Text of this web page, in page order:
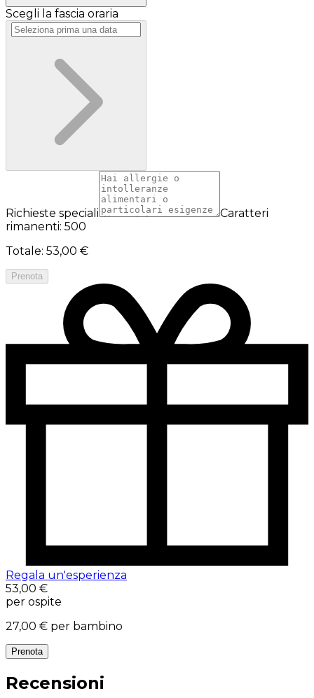
Scegli la fascia oraria
Richieste speciali
Caratteri
rimanenti: 500
Totale: 53,00 €
Prenota
Regala un'esperienza
53,00 €
per ospite
27,00 € per bambino
Prenota
Recensioni